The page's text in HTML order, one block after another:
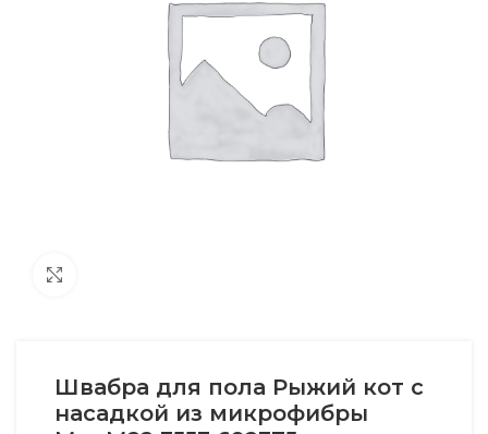
Швабра для пола Рыжий кот с
насадкой из микрофибры